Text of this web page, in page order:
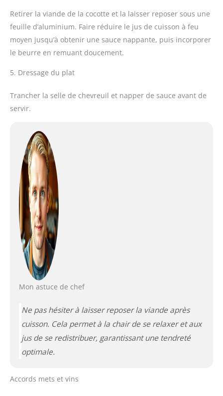
Retirer la viande de la cocotte et la laisser reposer sous une
feuille d’aluminium. Faire réduire le jus de cuisson à feu
moyen jusqu’à obtenir une sauce nappante, puis incorporer
le beurre en remuant doucement.
5. Dressage du plat
Trancher la selle de chevreuil et napper de sauce avant de
servir.
Mon astuce de chef
Ne pas hésiter à laisser reposer la viande après
cuisson. Cela permet à la chair de se relaxer et aux
jus de se redistribuer, garantissant une tendreté
optimale.
Accords mets et vins